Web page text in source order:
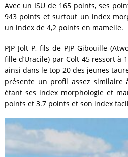
Avec un ISU de 165 points, ses
943 points et surtout un index
un index de 4,2 points en mamelle.
PJP Jolt P, fils de PJP Gibouille
fille d’Uracile) par Colt 45 ressort à
ainsi dans le top 20 des jeunes
présente un profil assez similaire
étant ses index morphologie et
points et 3.7 points et son index